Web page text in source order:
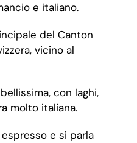
e italiano.
del Canton
vicino al
con laghi,
molto italiana.
e si parla